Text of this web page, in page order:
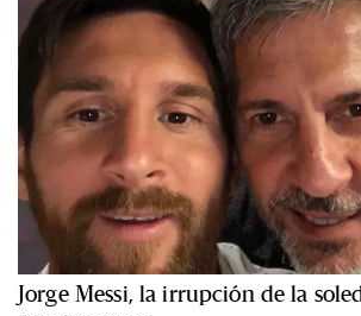
Jorge Messi, la irrupción de la